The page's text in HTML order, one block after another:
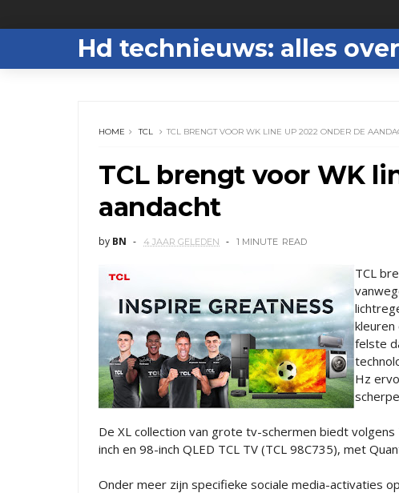
Hd technieuws: alles
HOME TCL TCL BRENGT VOOR WK LINE UP 2022 ONDER DE
TCL brengt voor WK
aandacht
by BN 4 JAAR GELEDEN 1 MINUTE READ
TCL
felste
Hz
De XL collection van grote tv-schermen biedt
inch en 98-inch QLED TCL TV (TCL 98C735), met
Onder meer zijn specifieke sociale media-activaties